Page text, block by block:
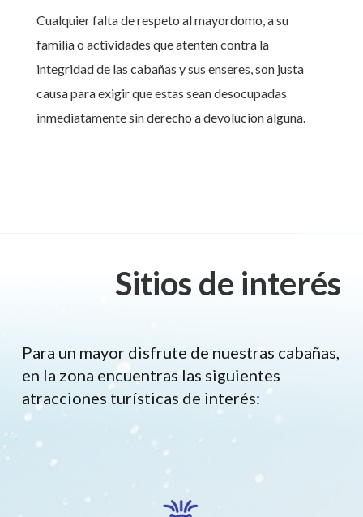
Cualquier falta de respeto al mayordomo, a su
familia o actividades que atenten contra la
integridad de las cabañas y sus enseres, son justa
causa para exigir que estas sean desocupadas
inmediatamente sin derecho a devolución alguna.
Sitios de interés
Para un mayor disfrute de nuestras cabañas,
en la zona encuentras las siguientes
atracciones turísticas de interés: